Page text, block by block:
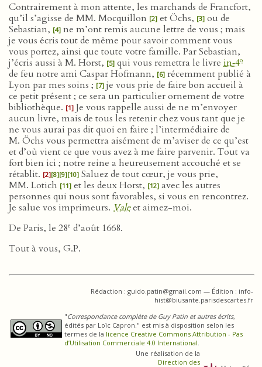
Contrairement à mon attente, les marchands de Francfort,
qu’il s’agisse de MM. Mocquillon [2] et Öchs, [3] ou de
Sebastian, [4] ne m’ont remis aucune lettre de vous ; mais
je vous écris tout de même pour savoir comment vous
vous portez, ainsi que toute votre famille. Par Sebastian,
j’écris aussi à M. Horst, [5] qui vous remettra le livre in‑4o
de feu notre ami Caspar Hofmann, [6] récemment publié à
Lyon par mes soins ; [7] je vous prie de faire bon accueil à
ce petit présent ; ce sera un particulier ornement de votre
bibliothèque. [1] Je vous rappelle aussi de ne m’envoyer
aucun livre, mais de tous les retenir chez vous tant que je
ne vous aurai pas dit quoi en faire ; l’intermédiaire de
M. Öchs vous permettra aisément de m’aviser de ce qu’est
et d’où vient ce que vous avez à me faire parvenir. Tout va
fort bien ici ; notre reine a heureusement accouché et se
rétablit. [2][8][9][10] Saluez de tout cœur, je vous prie,
MM. Lotich [11] et les deux Horst, [12] avec les autres
personnes qui nous sont favorables, si vous en rencontrez.
Je salue vos imprimeurs. Valeet aimez-moi.
De Paris, le 28e d’août 1668.
Tout à vous, G.P.
Rédaction : guido.patin@gmail.com — Édition : info-
hist@biusante.parisdescartes.fr
"Correspondance complète de Guy Patin et autres écrits,
édités par Loïc Capron." est mis à disposition selon les
termes de la licence Creative Commons Attribution - Pas
d’Utilisation Commerciale 4.0 International.
Une réalisation de la
Direction des